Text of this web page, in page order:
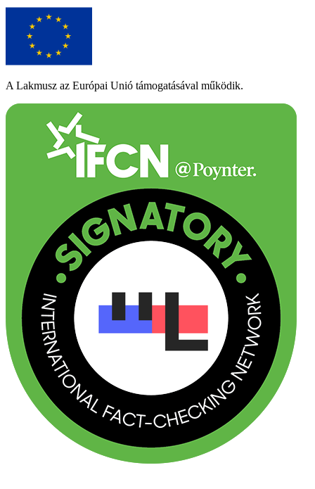
A Lakmusz az Európai Unió támogatásával működik.